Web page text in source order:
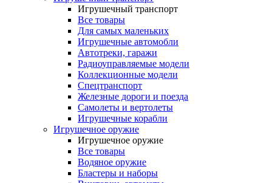
Игрушечный транспорт
Все товары
Для самых маленьких
Игрушечные автомобли
Автотреки, гаражи
Радиоуправляемые модели
Коллекционные модели
Спецтранспорт
Железные дороги и поезда
Самолеты и вертолеты
Игрушечные корабли
Игрушечное оружие
Игрушечное оружие
Все товары
Водяное оружие
Бластеры и наборы